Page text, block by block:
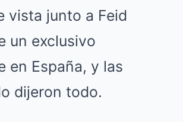
vista junto a Feid
un exclusivo
en España, y las
dijeron todo.